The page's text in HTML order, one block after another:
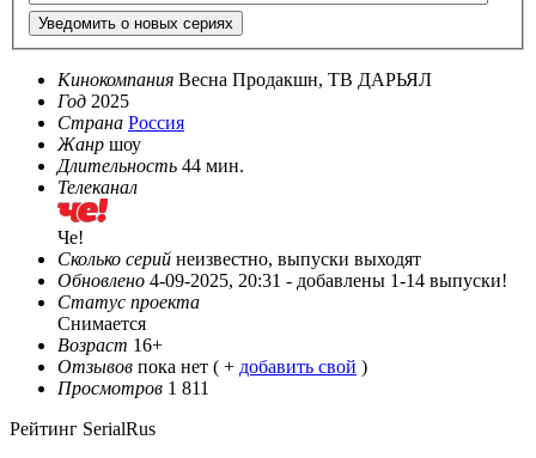
Уведомить о новых сериях
Кинокомпания Весна Продакшн, ТВ ДАРЬЯЛ
Год 2025
Страна Россия
Жанр шоу
Длительность 44 мин.
Телеканал
Че!
Сколько серий неизвестно, выпуски выходят
Обновлено 4-09-2025, 20:31 - добавлены 1-14 выпуски!
Статус проекта
Снимается
Возраст 16+
Отзывов пока нет ( + добавить свой )
Просмотров 1 811
Рейтинг SerialRus